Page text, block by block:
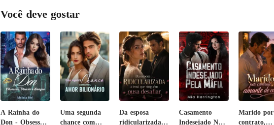
Você deve gostar
A Rainha do
Don - Obsessão,
Uma segunda
chance com
Da esposa
ridicularizada à
Casamento
Indesejado Na
Marido por
contrato,